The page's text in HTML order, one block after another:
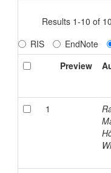
Results 1-10 of
RIS
EndNote
Preview
1